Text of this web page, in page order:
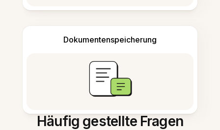
Dokumentenspeicherung
Häufig gestellte Fragen